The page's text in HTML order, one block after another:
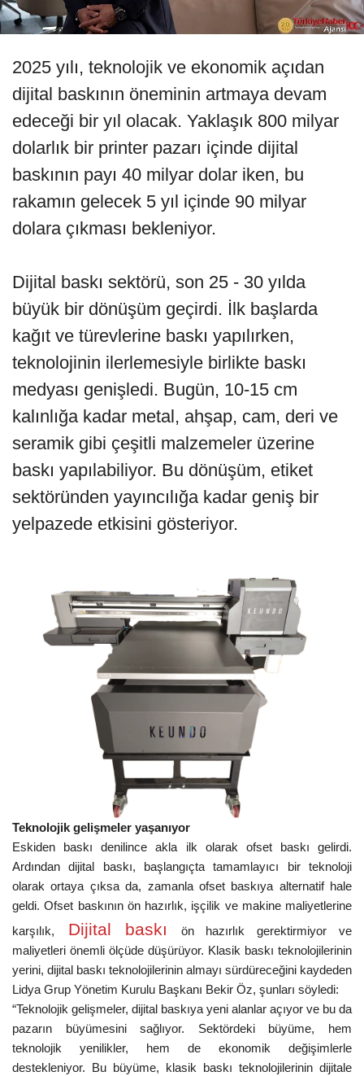
2025 yılı, teknolojik ve ekonomik açıdan
dijital baskının öneminin artmaya devam
edeceği bir yıl olacak. Yaklaşık 800 milyar
dolarlık bir printer pazarı içinde dijital
baskının payı 40 milyar dolar iken, bu
rakamın gelecek 5 yıl içinde 90 milyar
dolara çıkması bekleniyor.
Dijital baskı sektörü, son 25 - 30 yılda
büyük bir dönüşüm geçirdi. İlk başlarda
kağıt ve türevlerine baskı yapılırken,
teknolojinin ilerlemesiyle birlikte baskı
medyası genişledi. Bugün, 10-15 cm
kalınlığa kadar metal, ahşap, cam, deri ve
seramik gibi çeşitli malzemeler üzerine
baskı yapılabiliyor. Bu dönüşüm, etiket
sektöründen yayıncılığa kadar geniş bir
yelpazede etkisini gösteriyor.
Teknolojik gelişmeler yaşanıyor
Eskiden baskı denilince akla ilk olarak ofset baskı gelirdi.
Ardından dijital baskı, başlangıçta tamamlayıcı bir teknoloji
olarak ortaya çıksa da, zamanla ofset baskıya alternatif hale
geldi. Ofset baskının ön hazırlık, işçilik ve makine maliyetlerine
karşılık,
Dijital baskı
ön hazırlık gerektirmiyor ve
maliyetleri önemli ölçüde düşürüyor. Klasik baskı teknolojilerinin
yerini, dijital baskı teknolojilerinin almayı sürdüreceğini kaydeden
Lidya Grup Yönetim Kurulu Başkanı Bekir Öz, şunları söyledi:
“Teknolojik gelişmeler, dijital baskıya yeni alanlar açıyor ve bu da
pazarın büyümesini sağlıyor. Sektördeki büyüme, hem
teknolojik yenilikler, hem de ekonomik değişimlerle
destekleniyor. Bu büyüme, klasik baskı teknolojilerinin dijitale